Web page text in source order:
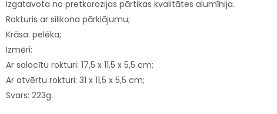
Izgatavota no pretkorozijas pārtikas kvalitātes alumīnija.
Rokturis ar silikona pārklājumu;
Krāsa: pelēka;
Izmēri:
Ar salocītu rokturi: 17,5 x 11,5 x 5,5 cm;
Ar atvērtu rokturi: 31 x 11,5 x 5,5 cm;
Svars: 223g.